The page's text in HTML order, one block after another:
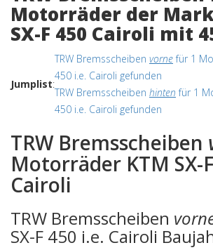
Motorräder der
SX-F 450 Cairoli mit
Jumplist:
TRW Bremsscheiben vornefür 1
450 i.e. Cairoli gefunden
TRW Bremsscheiben hinten für 1
450 i.e. Cairoli gefunden
TRW Bremsscheiben
Motorräder KTM SX-
Cairoli
TRW Bremsscheiben
SX-F 450 i.e. Cairoli